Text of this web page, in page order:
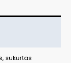
sukurtas